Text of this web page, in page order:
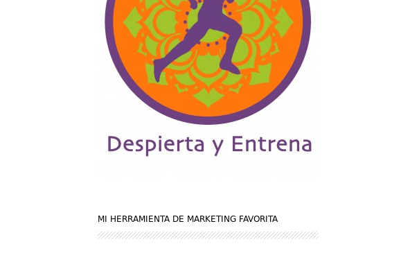
MI HERRAMIENTA DE MARKETING FAVORITA